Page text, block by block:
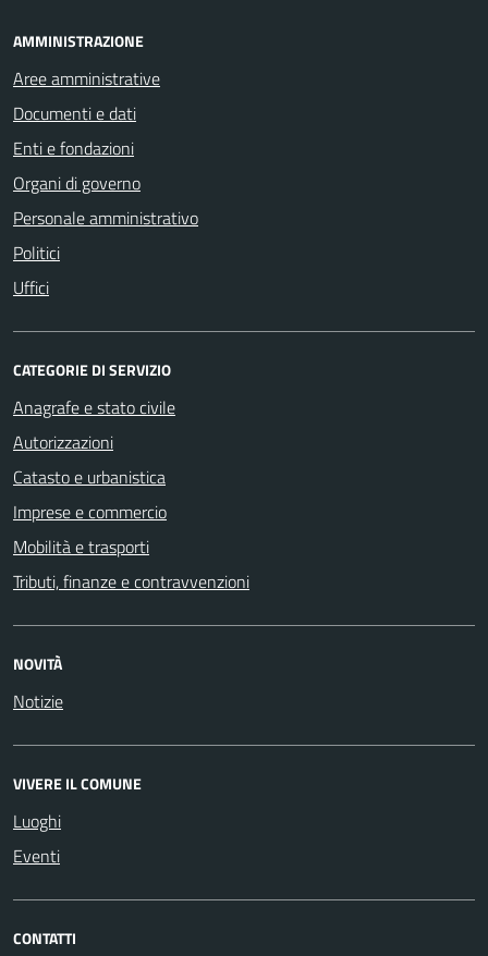
AMMINISTRAZIONE
Aree amministrative
Documenti e dati
Enti e fondazioni
Organi di governo
Personale amministrativo
Politici
Uffici
CATEGORIE DI SERVIZIO
Anagrafe e stato civile
Autorizzazioni
Catasto e urbanistica
Imprese e commercio
Mobilità e trasporti
Tributi, finanze e contravvenzioni
NOVITÀ
Notizie
VIVERE IL COMUNE
Luoghi
Eventi
CONTATTI